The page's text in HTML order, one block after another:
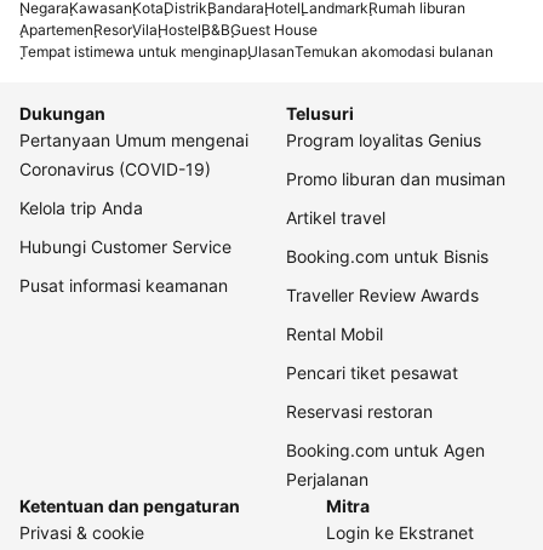
NegaraKawasanKotaDistrikBandaraHotelLandmarkRumah liburan
ApartemenResorVilaHostelB&BGuest House
Tempat istimewa untuk menginapUlasanTemukan akomodasi bulanan
Dukungan
Pertanyaan Umum mengenai
Coronavirus (COVID-19)
Kelola trip Anda
Hubungi Customer Service
Pusat informasi keamanan
Telusuri
Program loyalitas Genius
Promo liburan dan musiman
Artikel travel
Booking.com untuk Bisnis
Traveller Review Awards
Rental Mobil
Pencari tiket pesawat
Reservasi restoran
Booking.com untuk Agen
Perjalanan
Ketentuan dan pengaturan
Privasi & cookie
Mitra
Login ke Ekstranet